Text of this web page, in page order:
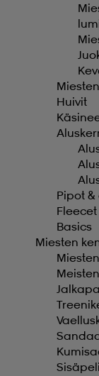
Huivit
Pipot
Fleecet
Basics
Miesten